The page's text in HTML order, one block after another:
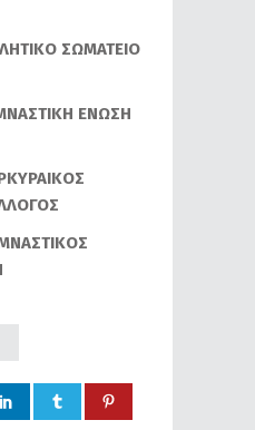
ΣΩΜΑΤΕΙΟ
ΕΝΩΣΗ